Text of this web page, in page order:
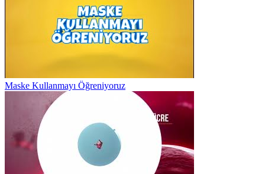
Maske Kullanmayı Öğreniyoruz